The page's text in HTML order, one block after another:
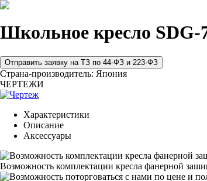
Школьное кресло SDG-
Страна-производитель: Япония
ЧЕРТЕЖИ
Характеристики
Описание
Аксессуары
Возможность комплектации кресла фанерной